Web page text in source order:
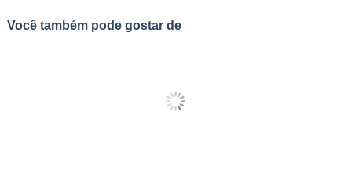
Você também pode gostar de